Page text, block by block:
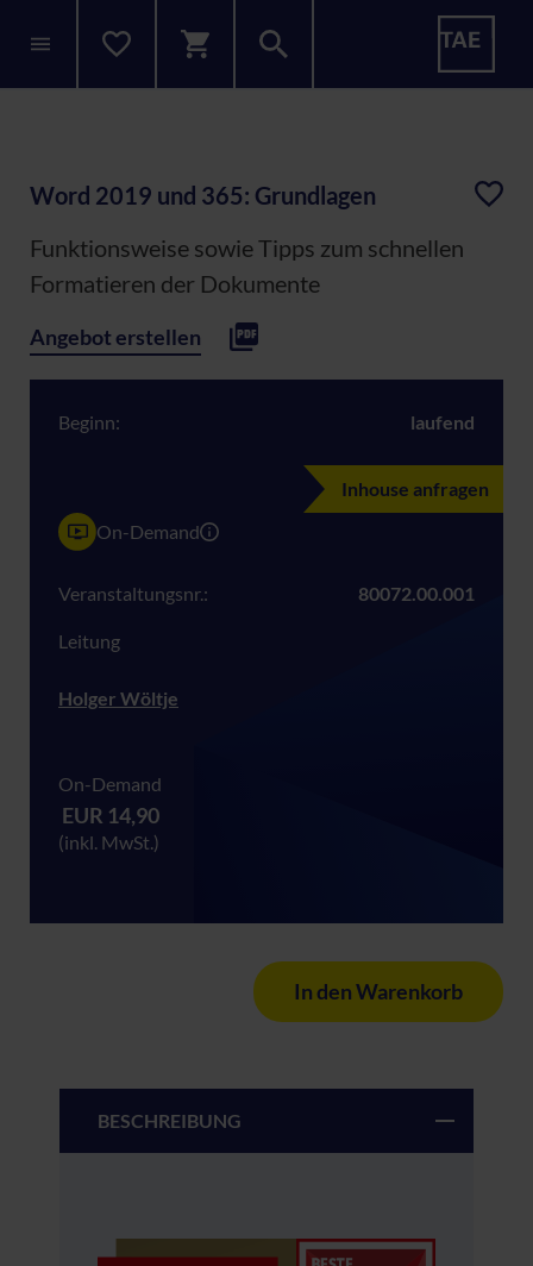
Word 2019 und 365: Grundlagen
Funktionsweise sowie Tipps zum schnellen
Formatieren der Dokumente
Angebot erstellen
Beginn: laufend
Inhouse anfragen
On-Demand
Veranstaltungsnr.: 80072.00.001
Leitung
Holger Wöltje
On-Demand
EUR 14,90
(inkl. MwSt.)
In den Warenkorb
BESCHREIBUNG